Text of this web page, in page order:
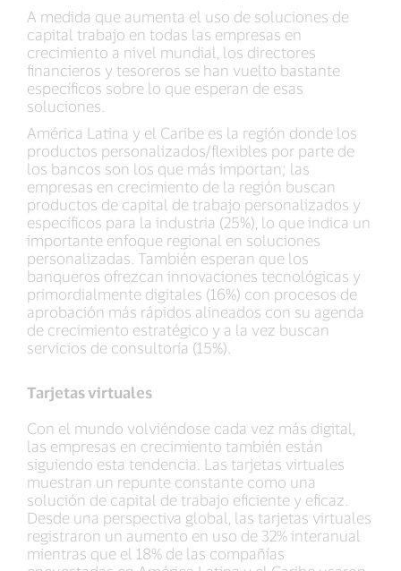
A medida que aumenta el uso de soluciones de
capital trabajo en todas las empresas en
crecimiento a nivel mundial, los directores
financieros y tesoreros se han vuelto bastante
específicos sobre lo que esperan de esas
soluciones.
América Latina y el Caribe es la región donde los
productos personalizados/flexibles por parte de
los bancos son los que más importan; las
empresas en crecimiento de la región buscan
productos de capital de trabajo personalizados y
específicos para la industria (25%), lo que indica un
importante enfoque regional en soluciones
personalizadas. También esperan que los
banqueros ofrezcan innovaciones tecnológicas y
primordialmente digitales (16%) con procesos de
aprobación más rápidos alineados con su agenda
de crecimiento estratégico y a la vez buscan
servicios de consultoría (15%).
Tarjetas virtuales
Con el mundo volviéndose cada vez más digital,
las empresas en crecimiento también están
siguiendo esta tendencia. Las tarjetas virtuales
muestran un repunte constante como una
solución de capital de trabajo eficiente y eficaz.
Desde una perspectiva global, las tarjetas virtuales
registraron un aumento en uso de 32% interanual
mientras que el 18% de las compañías